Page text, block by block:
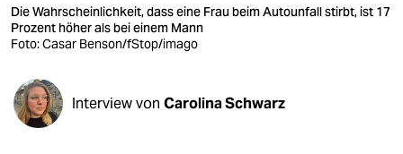
veranstaltungen
shop
fragen & hilfe
unterstützen
Die Wahrscheinlichkeit, dass eine Frau beim Autounfall stirbt, ist 17
Prozent höher als bei einem Mann
Foto: Casar Benson/fStop/imago
Interview von Carolina Schwarz